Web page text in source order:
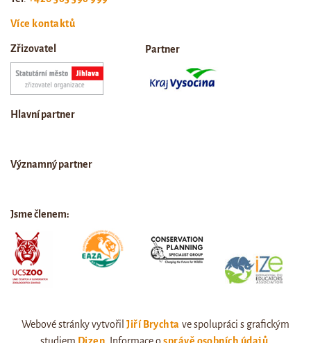
Více kontaktů
Zřizovatel Partner
Hlavní partner
Významný partner
Jsme členem:
Webové stránky vytvořilJiří Brychta ve spolupráci s grafickým
studiem Dizen . Informace osprávě osobních údajů